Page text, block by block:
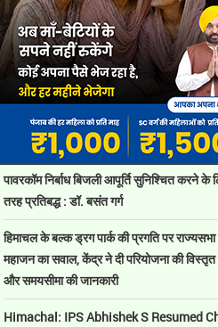
पावरकॉम निर्बाध बिजली आपूर्ति सुनिश्चित करने के
तरह प्रतिबद्ध : डॉ. बसंत गर्ग
हिमाचल के बल्क ड्रग पार्क की प्रगति पर राज्यसभा
महाजन का सवाल, केंद्र ने दी परियोजना की विस्तृत
और समयसीमा की जानकारी
Himachal: IPS Abhishek S Resumed